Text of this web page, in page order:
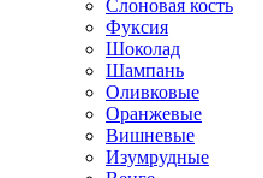
Слоновая кость
Фуксия
Шоколад
Шампань
Оливковые
Оранжевые
Вишневые
Изумрудные